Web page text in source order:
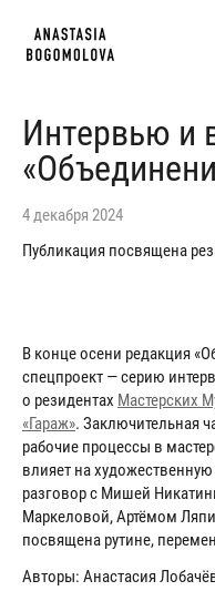
Интервью и
4 декабря 2024
Публикация посвящена
В конце осени редакция
спецпроект — серию
о резидентах Мастерских
«Гараж». Заключительная
рабочие процессы в
влияет на
разговор с Мишей
Маркеловой, Артёмом
посвящена рутине,
Авторы: Анастасия